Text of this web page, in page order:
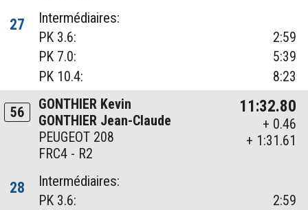
27
Intermédiaires:
PK 3.6:
2:59
PK 7.0:
5:39
PK 10.4:
8:23
56
GONTHIER Kevin
GONTHIER Jean-Claude
PEUGEOT 208
FRC4 - R2
11:32.80
+ 0.46
+ 1:31.61
28
Intermédiaires:
PK 3.6:
2:59